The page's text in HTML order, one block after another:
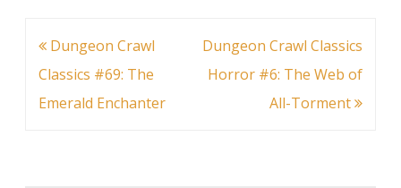
Beitragsnavigation
Dungeon Crawl
Classics #69: The
Emerald Enchanter
Dungeon Crawl Classics
Horror #6: The Web of
All-Torment